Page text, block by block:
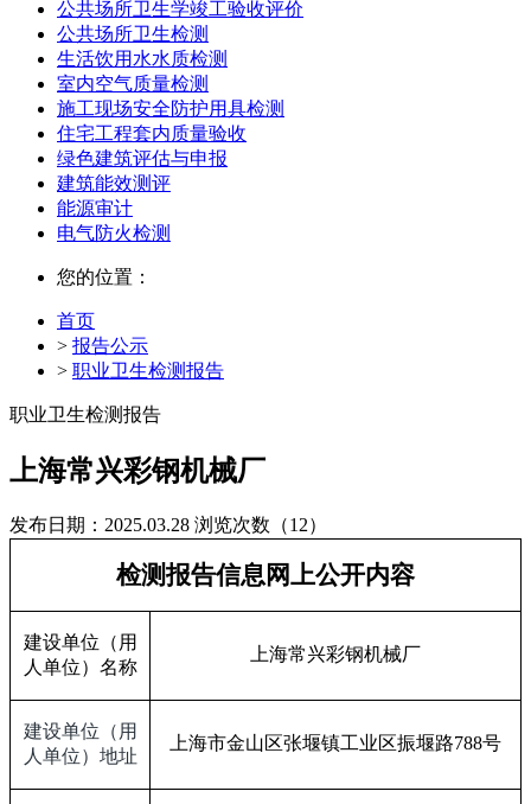
公共场所卫生学竣工验收评价
公共场所卫生检测
生活饮用水水质检测
室内空气质量检测
施工现场安全防护用具检测
住宅工程套内质量验收
绿色建筑评估与申报
建筑能效测评
能源审计
电气防火检测
您的位置：
首页
> 报告公示
> 职业卫生检测报告
职业卫生检测报告
上海常兴彩钢机械厂
发布日期：2025.03.28 浏览次数（12）
检测报告信息网上公开内容
建设单位（用
人单位）名称
上海常兴彩钢机械厂
建设单位（用
人单位）地址
上海市金山区张堰镇工业区振堰路788号